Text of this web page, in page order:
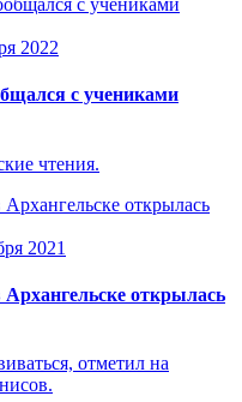
2022
с учениками
чтения.
2021
открылась
отметил на